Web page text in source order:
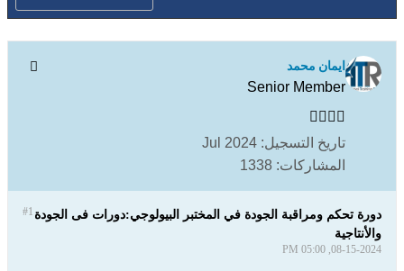
ايمان محمد
Senior Member
تاريخ التسجيل: Jul 2024
المشاركات: 1338
#1 دورة تحكم ومراقبة الجودة في المختبر البيولوجي:دورات فى الجودة
والأنتاجية
08-15-2024, 05:00 PM